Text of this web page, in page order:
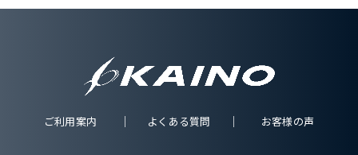
ご利用案内 よくある質問 お客様の声